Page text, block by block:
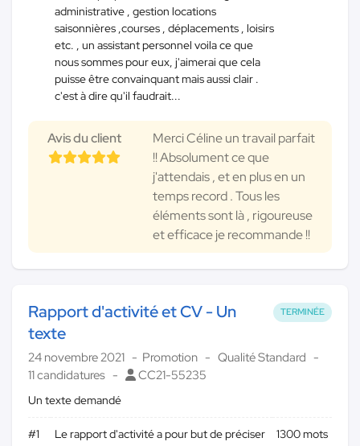
administrative , gestion locations
saisonnières ,courses , déplacements , loisirs
etc. , un assistant personnel voila ce que
nous sommes pour eux, j'aimerai que cela
puisse être convainquant mais aussi clair .
c'est à dire qu'il faudrait...
Avis du client
Merci Céline un travail parfait
!! Absolument ce que
j'attendais , et en plus en un
temps record . Tous les
éléments sont là , rigoureuse
et efficace je recommande !!
TERMINÉE
Rapport d'activité et CV - Un
texte
24 novembre 2021 Promotion
Qualité Standard
11 candidatures
CC21-55235
Un texte demandé
#1
Le rapport d'activité a pour but de préciser
1300 mots